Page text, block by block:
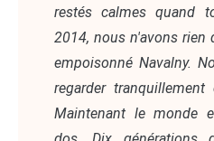
restés calmes quand
2014, nous n'avons rien
empoisonné Navalny.
regarder
Maintenant le monde